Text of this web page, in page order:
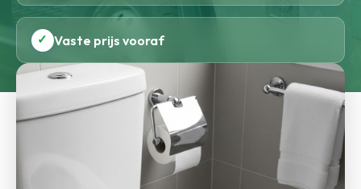
✓ Vaste prijs vooraf